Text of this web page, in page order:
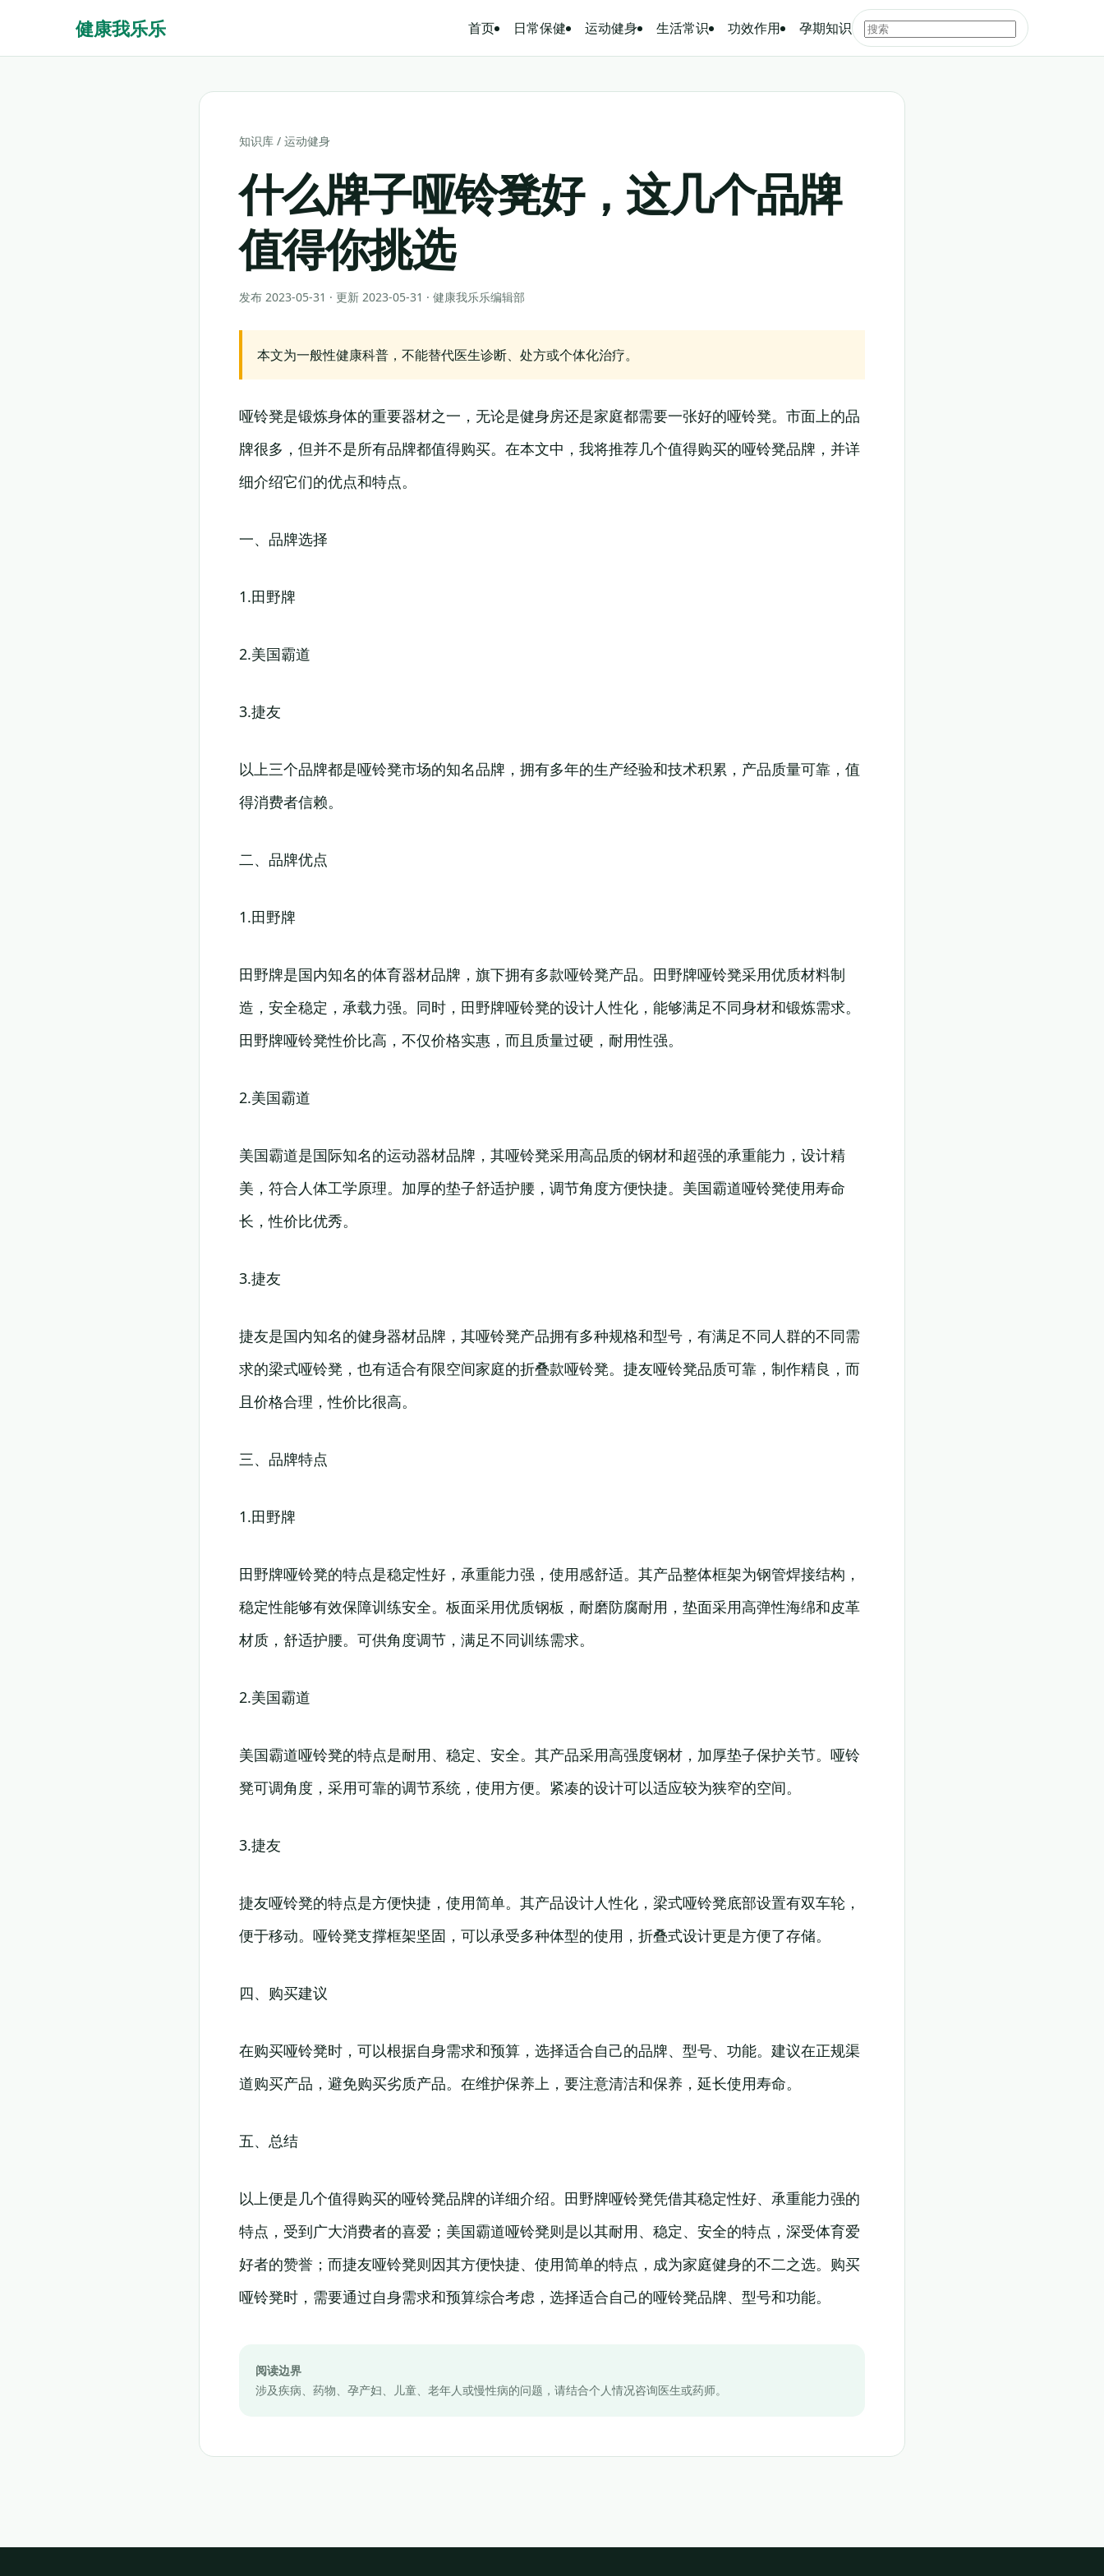
健康我乐乐 首页 日常保健 运动健身 生活常识 功效作用 孕期知识
知识库 / 运动健身
什么牌子哑铃凳好，这几个品牌
值得你挑选
发布 2023-05-31 · 更新 2023-05-31 · 健康我乐乐编辑部
本文为一般性健康科普，不能替代医生诊断、处方或个体化治疗。
哑铃凳是锻炼身体的重要器材之一，无论是健身房还是家庭都需要一张好的哑铃凳。市面上的品
牌很多，但并不是所有品牌都值得购买。在本文中，我将推荐几个值得购买的哑铃凳品牌，并详
细介绍它们的优点和特点。
一、品牌选择
1.田野牌
2.美国霸道
3.捷友
以上三个品牌都是哑铃凳市场的知名品牌，拥有多年的生产经验和技术积累，产品质量可靠，值
得消费者信赖。
二、品牌优点
1.田野牌
田野牌是国内知名的体育器材品牌，旗下拥有多款哑铃凳产品。田野牌哑铃凳采用优质材料制
造，安全稳定，承载力强。同时，田野牌哑铃凳的设计人性化，能够满足不同身材和锻炼需求。
田野牌哑铃凳性价比高，不仅价格实惠，而且质量过硬，耐用性强。
2.美国霸道
美国霸道是国际知名的运动器材品牌，其哑铃凳采用高品质的钢材和超强的承重能力，设计精
美，符合人体工学原理。加厚的垫子舒适护腰，调节角度方便快捷。美国霸道哑铃凳使用寿命
长，性价比优秀。
3.捷友
捷友是国内知名的健身器材品牌，其哑铃凳产品拥有多种规格和型号，有满足不同人群的不同需
求的梁式哑铃凳，也有适合有限空间家庭的折叠款哑铃凳。捷友哑铃凳品质可靠，制作精良，而
且价格合理，性价比很高。
三、品牌特点
1.田野牌
田野牌哑铃凳的特点是稳定性好，承重能力强，使用感舒适。其产品整体框架为钢管焊接结构，
稳定性能够有效保障训练安全。板面采用优质钢板，耐磨防腐耐用，垫面采用高弹性海绵和皮革
材质，舒适护腰。可供角度调节，满足不同训练需求。
2.美国霸道
美国霸道哑铃凳的特点是耐用、稳定、安全。其产品采用高强度钢材，加厚垫子保护关节。哑铃
凳可调角度，采用可靠的调节系统，使用方便。紧凑的设计可以适应较为狭窄的空间。
3.捷友
捷友哑铃凳的特点是方便快捷，使用简单。其产品设计人性化，梁式哑铃凳底部设置有双车轮，
便于移动。哑铃凳支撑框架坚固，可以承受多种体型的使用，折叠式设计更是方便了存储。
四、购买建议
在购买哑铃凳时，可以根据自身需求和预算，选择适合自己的品牌、型号、功能。建议在正规渠
道购买产品，避免购买劣质产品。在维护保养上，要注意清洁和保养，延长使用寿命。
五、总结
以上便是几个值得购买的哑铃凳品牌的详细介绍。田野牌哑铃凳凭借其稳定性好、承重能力强的
特点，受到广大消费者的喜爱；美国霸道哑铃凳则是以其耐用、稳定、安全的特点，深受体育爱
好者的赞誉；而捷友哑铃凳则因其方便快捷、使用简单的特点，成为家庭健身的不二之选。购买
哑铃凳时，需要通过自身需求和预算综合考虑，选择适合自己的哑铃凳品牌、型号和功能。
阅读边界
涉及疾病、药物、孕产妇、儿童、老年人或慢性病的问题，请结合个人情况咨询医生或药师。